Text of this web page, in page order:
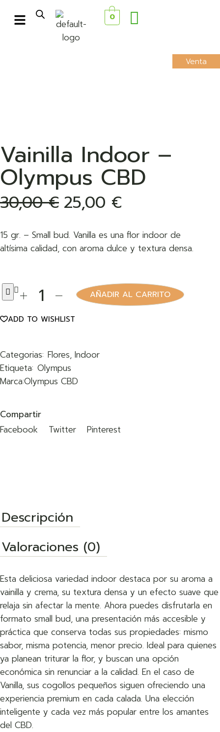
0
Venta
Vainilla Indoor –
Olympus CBD
30,00€ 25,00 €
15 gr. – Small bud. Vanilla es una flor indoor de
altísima calidad, con aroma dulce y textura densa.
AÑADIR AL CARRITO
ADD TO WISHLIST
Categorias: Flores, Indoor
Etiqueta: Olympus
Marca:Olympus CBD
Compartir
Facebook
Twitter Pinterest
Descripción
Valoraciones (0)
Esta deliciosa variedad indoor destaca por su aroma a
vainilla y crema, su textura densa y un efecto suave que
relaja sin afectar la mente. Ahora puedes disfrutarla en
formato small bud, una presentación más accesible y
práctica que conserva todas sus propiedades: mismo
sabor, misma potencia, menor precio. Ideal para quienes
ya planean triturar la flor, y buscan una opción
económica sin renunciar a la calidad. En el caso de
Vanilla, sus cogollos pequeños siguen ofreciendo una
experiencia premium en cada calada. Una elección
inteligente y cada vez más popular entre los amantes
del CBD.